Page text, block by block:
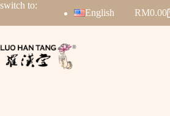
switch to:
English RM0.00